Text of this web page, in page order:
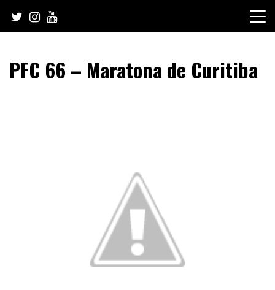
content
PFC 66 – Maratona de Curitiba